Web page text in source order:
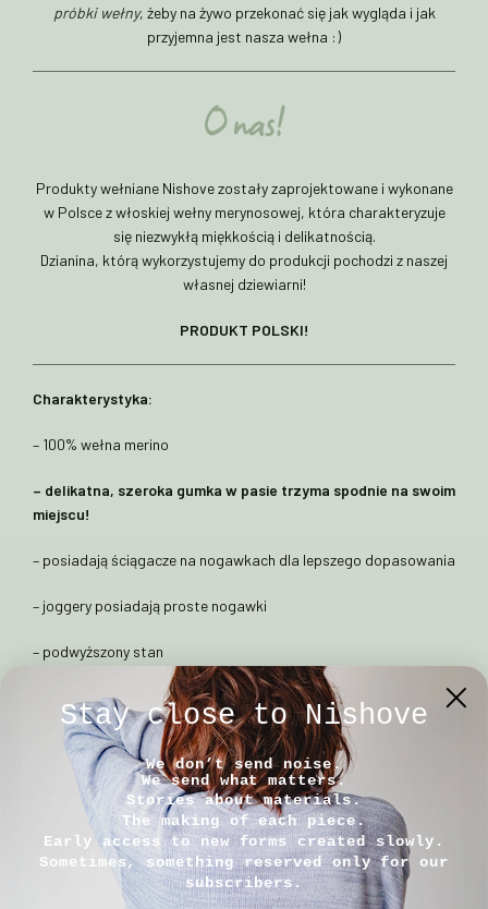
próbki wełny, żeby na żywo przekonać się jak wygląda i jak
przyjemna jest nasza wełna :)
O nas!
Produkty wełniane Nishove zostały zaprojektowane i wykonane
w Polsce z włoskiej wełny merynosowej, która charakteryzuje
się niezwykłą miękkością i delikatnością.
Dzianina, którą wykorzystujemy do produkcji pochodzi z naszej
własnej dziewiarni!
PRODUKT POLSKI!
Charakterystyka:
– 100% wełna merino
– delikatna, szeroka gumka w pasie trzyma spodnie na swoim
miejscu!
– posiadają ściągacze na nogawkach dla lepszego dopasowania
– joggery posiadają proste nogawki
– podwyższony stan
– delikatnie poszerzone nogawki zakończone ściągaczem
bardzo elastyczne
– delikatna i mięciutka wełna
– autorska dzianina żakardowa w paprotki
– dzianina wykonana ze starannie dobranej, najlepszej jakości
przędzy wełnianej z naszej własnej dziewiarni
Stay close to Nishove
We don’t send noise.
We send what matters.
Stories about materials.
The making of each piece.
Early access to new forms created slowly.
Sometimes, something reserved only for our
subscribers.